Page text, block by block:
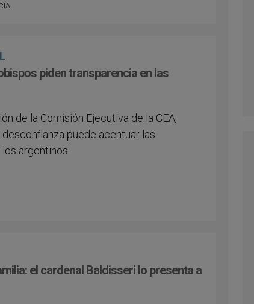
piden transparencia en las
de la Comisión Ejecutiva de la CEA,
puede acentuar las
argentinos
el cardenal Baldisseri lo presenta a